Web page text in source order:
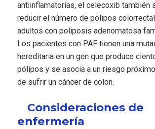
antiinflamatorias, el celecoxib también
reducir el número de pólipos
adultos con poliposis adenomatosa
Los pacientes con PAF tienen una
hereditaria en un gen que produce
pólipos y se asocia a un riesgo
de sufrir un cáncer de colon.
Consideraciones de
enfermería